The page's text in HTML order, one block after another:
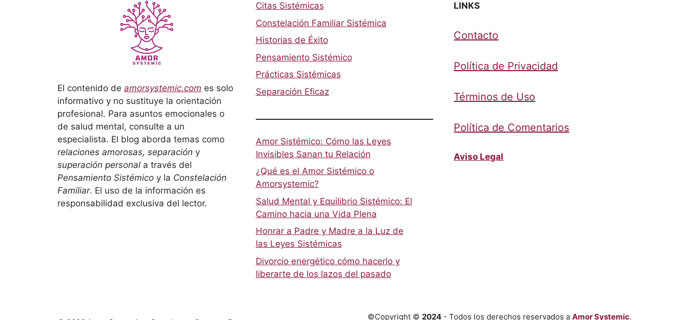
El contenido de amorsystemic.com es solo
informativo y no sustituye la orientación
profesional. Para asuntos emocionales o
de salud mental, consulte a un
especialista. El blog aborda temas como
relaciones amorosas, separación y
superación personal a través del
Pensamiento Sistémico y la Constelación
Familiar. El uso de la información es
responsabilidad exclusiva del lector.
Citas Sistémicas
Constelación Familiar Sistémica
Historias de Éxito
Pensamiento Sistémico
Prácticas Sistémicas
Separación Eficaz
Amor Sistémico: Cómo las Leyes
Invisibles Sanan tu Relación
¿Qué es el Amor Sistémico o
Amorsystemic?
Salud Mental y Equilibrio Sistémico: El
Camino hacia una Vida Plena
Honrar a Padre y Madre a la Luz de
las Leyes Sistémicas
Divorcio energético cómo hacerlo y
liberarte de los lazos del pasado
LINKS
Contacto
Política de Privacidad
Términos de Uso
Política de Comentarios
Aviso Legal
©Copyright © 2024 - Todos los derechos reservados a Amor Systemic.